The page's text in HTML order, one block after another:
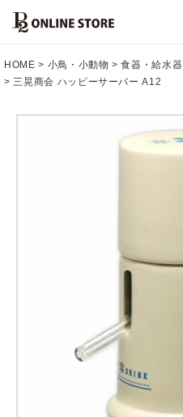
HOME 小鳥・小動物 食器・給水器
三晃商会 ハッピーサーバー A12